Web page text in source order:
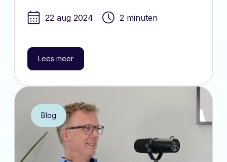
22 aug 2024 2 minuten
Lees meer
Blog